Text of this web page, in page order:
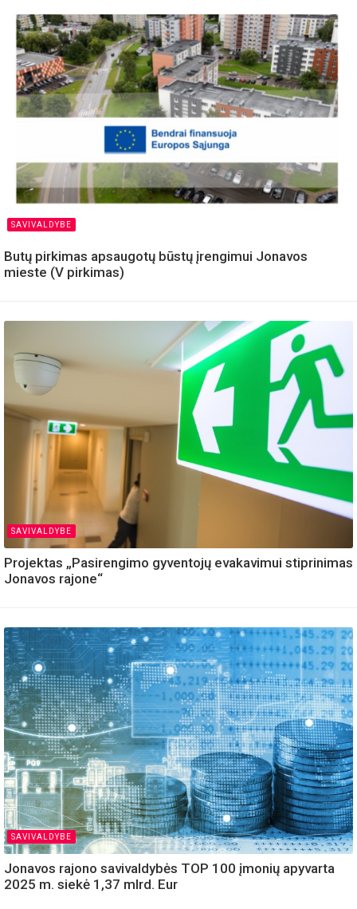
SAVIVALDYBE
Butų pirkimas apsaugotų būstų įrengimui Jonavos
mieste (V pirkimas)
SAVIVALDYBE
Projektas „Pasirengimo gyventojų evakavimui stiprinimas
Jonavos rajone“
SAVIVALDYBE
Jonavos rajono savivaldybės TOP 100 įmonių apyvarta
2025 m. siekė 1,37 mlrd. Eur